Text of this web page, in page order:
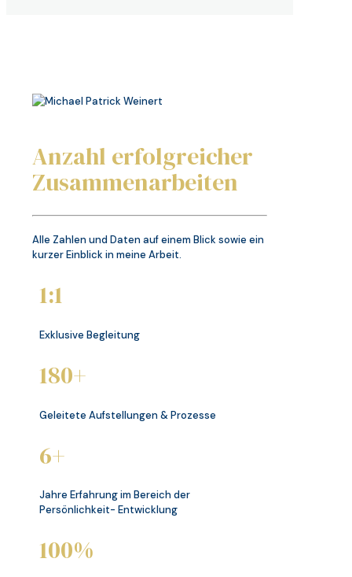
Anzahl erfolgreicher
Zusammenarbeiten
Alle Zahlen und Daten auf einem Blick sowie ein
kurzer Einblick in meine Arbeit.
1:1
Exklusive Begleitung
180+
Geleitete Aufstellungen & Prozesse
6+
Jahre Erfahrung im Bereich der
Persönlichkeit- Entwicklung
100%